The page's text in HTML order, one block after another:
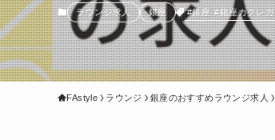
ラウンジ求人 銀座 #銀座 #銀座カクレガ
FAstyle ラウンジ 銀座のおすすめラウンジ求人